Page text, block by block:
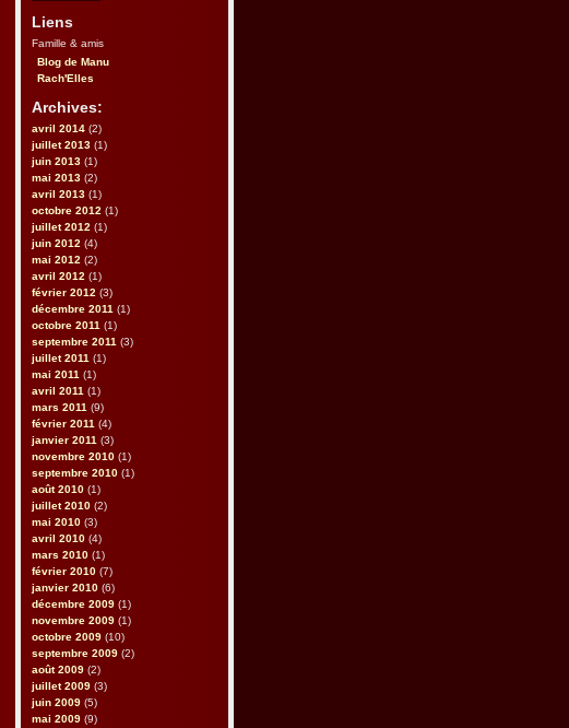
Liens
Famille & amis
Blog de Manu
Rach'Elles
Archives:
avril 2014 (2)
juillet 2013 (1)
juin 2013 (1)
mai 2013 (2)
avril 2013 (1)
octobre 2012 (1)
juillet 2012 (1)
juin 2012 (4)
mai 2012 (2)
avril 2012 (1)
février 2012 (3)
décembre 2011 (1)
octobre 2011 (1)
septembre 2011 (3)
juillet 2011 (1)
mai 2011 (1)
avril 2011 (1)
mars 2011 (9)
février 2011 (4)
janvier 2011 (3)
novembre 2010 (1)
septembre 2010 (1)
août 2010 (1)
juillet 2010 (2)
mai 2010 (3)
avril 2010 (4)
mars 2010 (1)
février 2010 (7)
janvier 2010 (6)
décembre 2009 (1)
novembre 2009 (1)
octobre 2009 (10)
septembre 2009 (2)
août 2009 (2)
juillet 2009 (3)
juin 2009 (5)
mai 2009 (9)